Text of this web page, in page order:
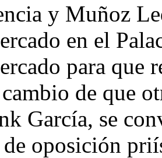
y Muñoz
en el
para que
de que
García, se
oposición